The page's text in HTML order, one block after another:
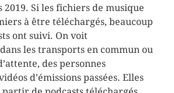
2019. Si les fichiers de musique
à être téléchargés, beaucoup
ont suivi. On voit
les transports en commun ou
des personnes
d’émissions passées. Elles